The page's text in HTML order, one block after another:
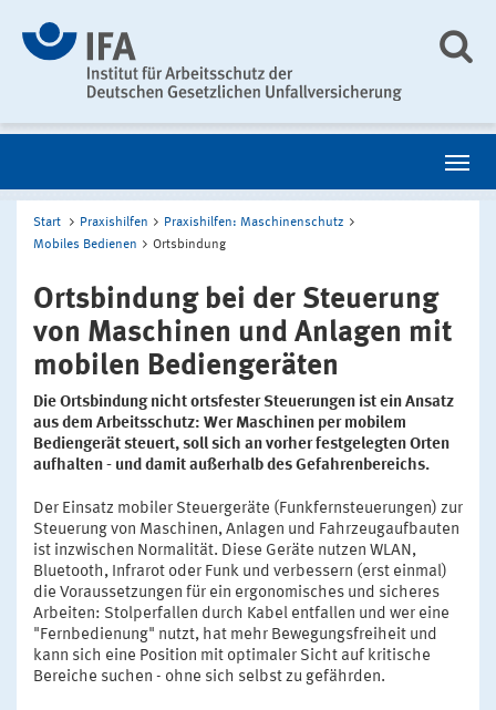
Start Praxishilfen
Praxishilfen: Maschinenschutz
Mobiles Bedienen
Ortsbindung
Ortsbindung bei der Steuerung
von Maschinen und Anlagen mit
mobilen Bediengeräten
Die Ortsbindung nicht ortsfester Steuerungen ist ein Ansatz
aus dem Arbeitsschutz: Wer Maschinen per mobilem
Bediengerät steuert, soll sich an vorher festgelegten Orten
aufhalten - und damit außerhalb des Gefahrenbereichs.
Der Einsatz mobiler Steuergeräte (Funkfernsteuerungen) zur
Steuerung von Maschinen, Anlagen und Fahrzeugaufbauten
ist inzwischen Normalität. Diese Geräte nutzen WLAN,
Bluetooth, Infrarot oder Funk und verbessern (erst einmal)
die Voraussetzungen für ein ergonomisches und sicheres
Arbeiten: Stolperfallen durch Kabel entfallen und wer eine
"Fernbedienung" nutzt, hat mehr Bewegungsfreiheit und
kann sich eine Position mit optimaler Sicht auf kritische
Bereiche suchen - ohne sich selbst zu gefährden.